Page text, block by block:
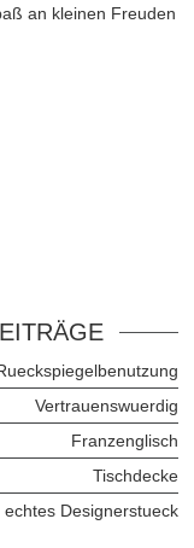
an kleinen Freuden
Vertrauenswuerdig
Franzenglisch
Tischdecke
echtes Designerstueck